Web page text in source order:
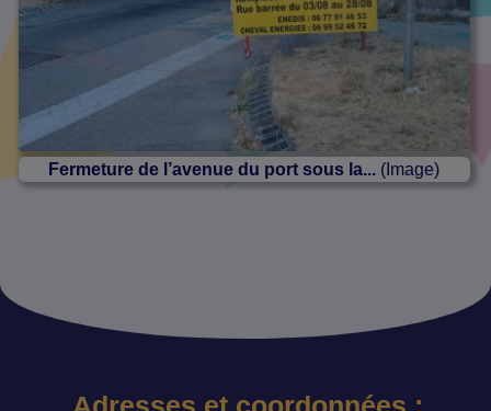
Fermeture de l’avenue du port sous la... (Image)